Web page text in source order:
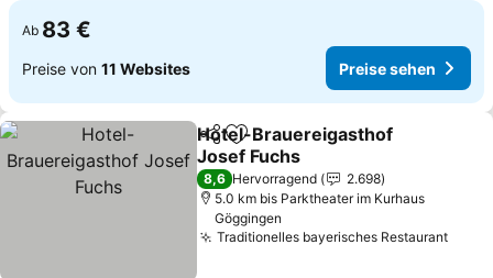
Ab 83 €
Preise von 11 Websites Preise sehen
TeilenZu Favoriten hinzufügen
Hotel-Brauereigasthof
Josef Fuchs
Preise sehen
8,6 Hervorragend
2.698
5.0 km bis Parktheater im Kurhaus
Göggingen
Traditionelles bayerisches Restaurant